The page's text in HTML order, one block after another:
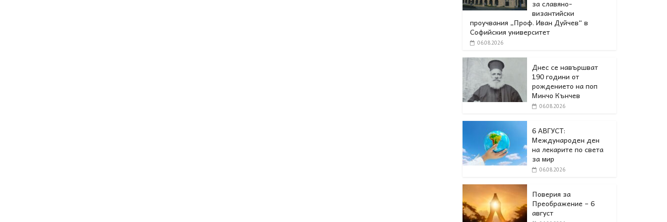
за славяно-
византийски
проучвания „Проф. Иван Дуйчев“ в
Софийския университет
06.08.2026
Днес се навършват
190 години от
рождението на поп
Минчо Кънчев
06.08.2026
6 АВГУСТ:
Международен ден
на лекарите по света
за мир
06.08.2026
Поверия за
Преображение – 6
август